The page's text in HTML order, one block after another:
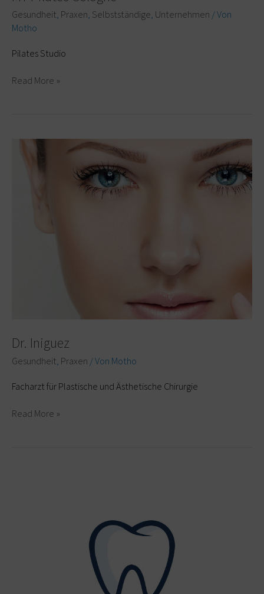
Gesundheit, Praxen, Selbstständige, Unternehmen / Von
Motho
Pilates Studio
Read More »
Dr. Iniguez
Gesundheit Praxen / Von Motho
Facharzt für Plastische und Ästhetische Chirurgie
Read More »